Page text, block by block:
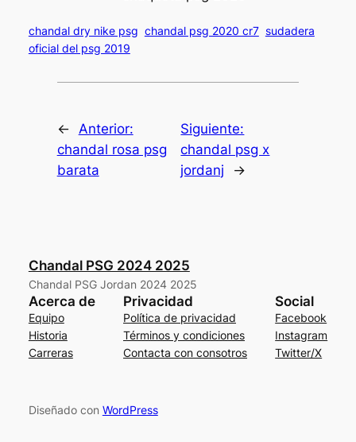
chandal dry nike psg chandal psg 2020 cr7 sudadera
oficial del psg 2019
←
Anterior:
chandal rosa psg
barata
Siguiente:
chandal psg x
jordanj
→
Chandal PSG 2024 2025
Chandal PSG Jordan 2024 2025
Acerca de
Equipo
Historia
Carreras
Privacidad
Política de privacidad
Términos y condiciones
Contacta con consotros
Social
Facebook
Instagram
Twitter/X
Diseñado con WordPress